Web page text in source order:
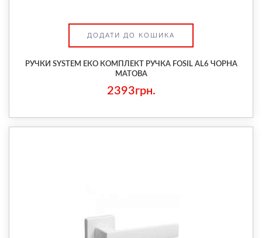
ДОДАТИ ДО КОШИКА
РУЧКИ SYSTEM ЕКО КОМПЛЕКТ РУЧКА FOSIL AL6 ЧОРНА
МАТОВА
2393грн.